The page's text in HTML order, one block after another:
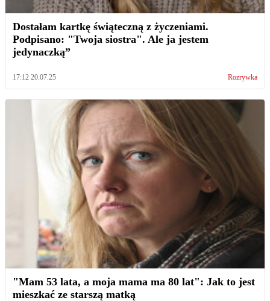
Dostałam kartkę świąteczną z życzeniami.
Podpisano: "Twoja siostra". Ale ja jestem
jedynaczką”
17:12 20.07.25 Rozrywka
"Mam 53 lata, a moja mama ma 80 lat": Jak to jest
mieszkać ze starszą matką